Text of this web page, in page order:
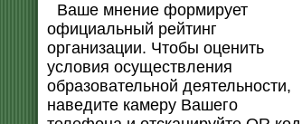
Ваше мнение формирует
официальный рейтинг
организации. Чтобы оценить
условия осуществления
образовательной деятельности,
наведите камеру Вашего